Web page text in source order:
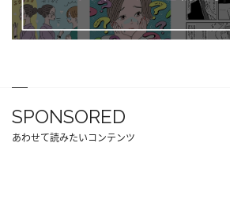
SPONSORED
あわせて読みたいコンテンツ